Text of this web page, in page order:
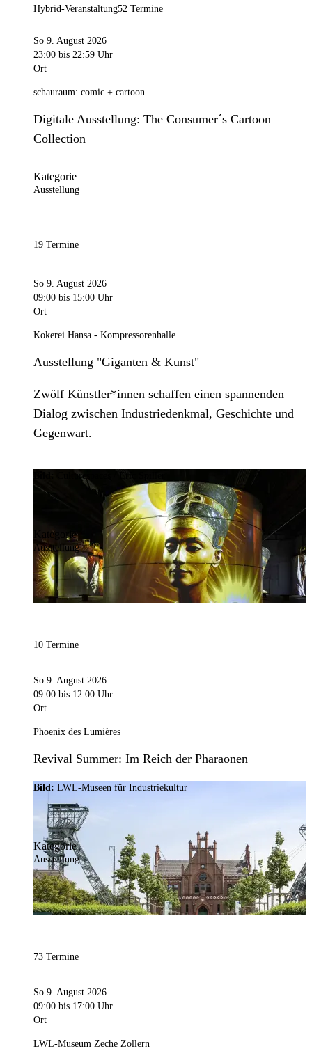
Hybrid-Veranstaltung52 Termine
So 9. August 2026
23:00 bis 22:59 Uhr
Ort
schauraum: comic + cartoon
Digitale Ausstellung: The Consumer´s Cartoon
Collection
Kategorie
Ausstellung
19 Termine
So 9. August 2026
09:00 bis 15:00 Uhr
Ort
Kokerei Hansa - Kompressorenhalle
Ausstellung "Giganten & Kunst"
Zwölf Künstler*innen schaffen einen spannenden
Dialog zwischen Industriedenkmal, Geschichte und
Gegenwart.
Culturespaces / Eric Spiller
Kategorie
Ausstellung
10 Termine
So 9. August 2026
09:00 bis 12:00 Uhr
Ort
Phoenix des Lumières
Revival Summer: Im Reich der Pharaonen
Bild: LWL-Museen für Industriekultur
Kategorie
Ausstellung
73 Termine
So 9. August 2026
09:00 bis 17:00 Uhr
Ort
LWL-Museum Zeche Zollern